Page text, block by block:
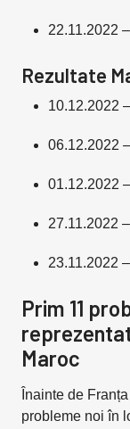
22.11.2022
Rezultate
10.12.2022
06.12.2022
01.12.2022
27.11.2022
23.11.2022
Prim 11
Maroc
Înainte de
probleme noi în